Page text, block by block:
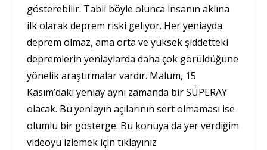
gösterebilir. Tabii böyle olunca insanın aklına
ilk olarak deprem riski geliyor. Her yeniayda
deprem olmaz, ama orta ve yüksek şiddetteki
depremlerin yeniaylarda daha çok görüldüğüne
yönelik araştırmalar vardır. Malum, 15
Kasım’daki yeniay aynı zamanda bir SÜPERAY
olacak. Bu yeniayın açılarının sert olmaması ise
olumlu bir gösterge. Bu konuya da yer verdiğim
videoyu izlemek için tıklayınız